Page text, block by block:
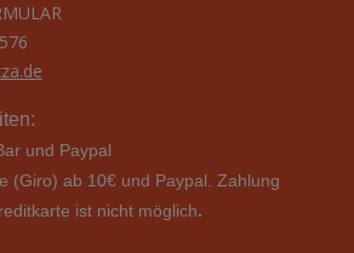
und Paypal
(Giro) ab 10€ und Paypal. Zahlung
ist nicht möglich.